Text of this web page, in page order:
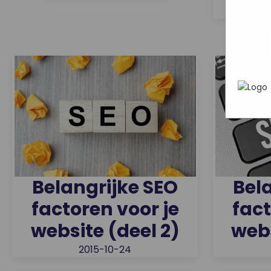
Belangrijke SEO
factoren voor je
website (deel 2)
2015-10-24